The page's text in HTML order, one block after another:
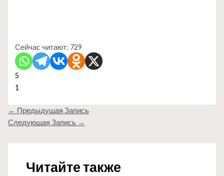
Сейчас читают: 729
5
1
← Предыдущая Запись
Следующая Запись →
Читайте также